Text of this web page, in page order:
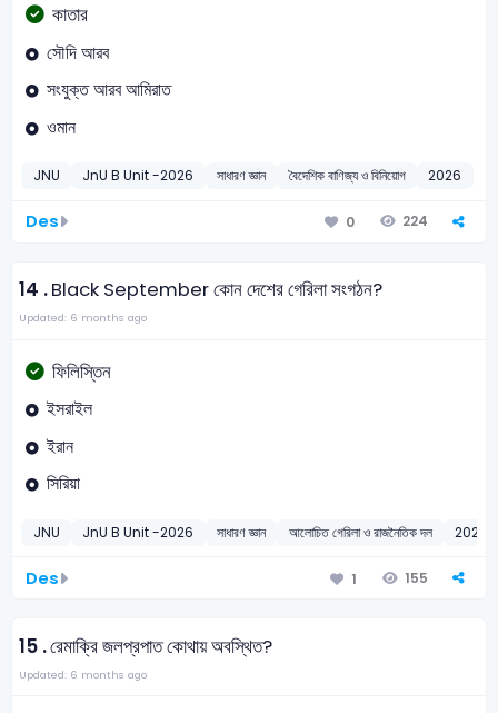
কাতার
সৌদি আরব
সংযুক্ত আরব আমিরাত
ওমান
JNU JnU B Unit -2026 সাধারণ জ্ঞান বৈদেশিক বাণিজ্য ও বিনিয়োগ 2026
Des 0 224
14 .Black September কোন দেশের গেরিলা সংগঠন?
Updated: 6 months ago
ফিলিস্তিন
ইসরাইল
ইরান
সিরিয়া
JNU JnU B Unit -2026 সাধারণ জ্ঞান আলোচিত গেরিলা ও রাজনৈতিক দল 2026
Des 1 155
15 .রেমাক্রি জলপ্রপাত কোথায় অবস্থিত?
Updated: 6 months ago